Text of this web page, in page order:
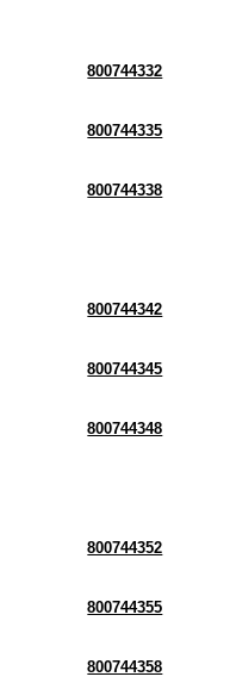
800744332
800744335
800744338
800744342
800744345
800744348
800744352
800744355
800744358